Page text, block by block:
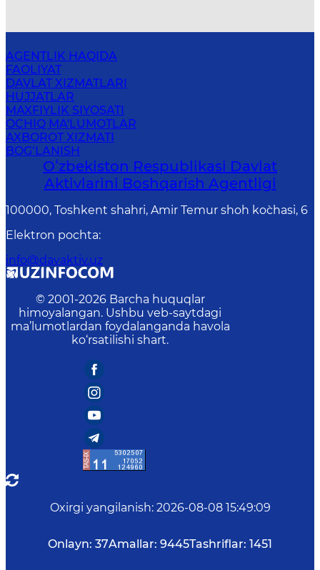
AGENTLIK HAQIDA
FAOLIYAT
DAVLAT XIZMATLARI
HUJJATLAR
MAXFIYLIK SIYOSATI
OCHIQ MA'LUMOTLAR
AXBOROT XIZMATI
BOG‘LANISH
Oʻzbekiston Respublikasi Davlat
Aktivlarini Boshqarish Agentligi
100000, Toshkent shahri, Amir Temur shoh ko`chasi, 6
Elektron pochta:
info@davaktiv.uz
© 2001-2026 Barcha huquqlar
himoyalangan. Ushbu veb-saytdagi
ma’lumotlardan foydalanganda havola
ko‘rsatilishi shart.
Oxirgi yangilanish: 2026-08-08 15:49:09
Onlayn: 37Amallar: 9445Tashriflar: 1451